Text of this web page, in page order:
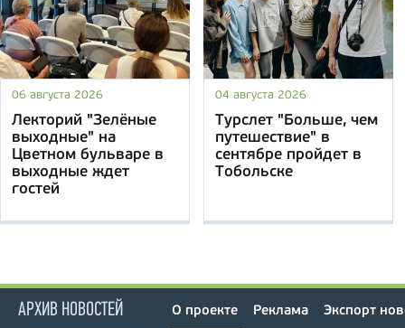
06 августа 2026
Лекторий "Зелёные
выходные" на
Цветном бульваре в
выходные ждет
гостей
04 августа 2026
Турслет "Больше, чем
путешествие" в
сентябре пройдет в
Тобольске
АРХИВ НОВОСТЕЙ О проекте Реклама Экспорт